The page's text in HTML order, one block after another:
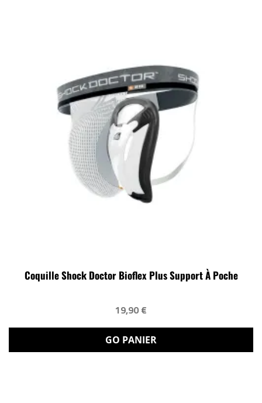
Coquille Shock Doctor Bioflex Plus Support À Poche
19,90 €
GO PANIER